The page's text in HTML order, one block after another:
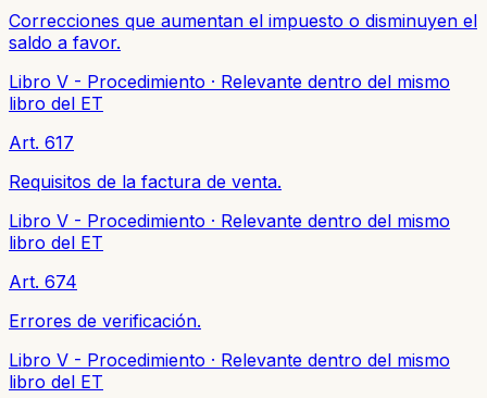
Correcciones que aumentan el impuesto o disminuyen el
saldo a favor.
Libro V - Procedimiento · Relevante dentro del mismo
libro del ET
Art. 617
Requisitos de la factura de venta.
Libro V - Procedimiento · Relevante dentro del mismo
libro del ET
Art. 674
Errores de verificación.
Libro V - Procedimiento · Relevante dentro del mismo
libro del ET